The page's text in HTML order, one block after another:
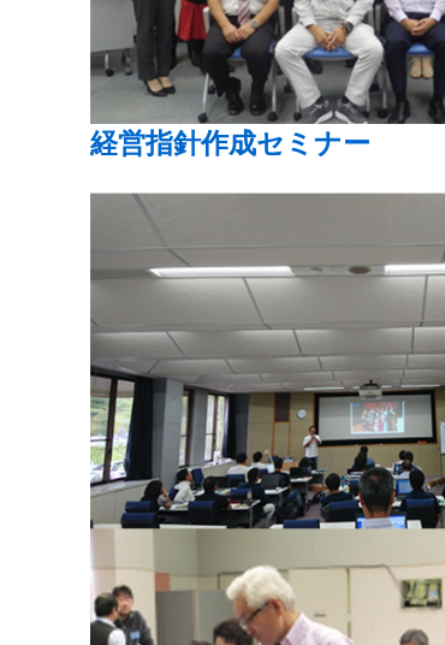
経営指針作成セミナー